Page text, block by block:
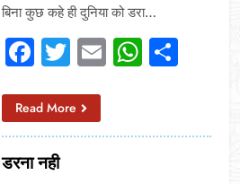
बिना कुछ कहे ही दुनिया को डरा…
Facebook
Twitter
Email
Read More
डरना नही